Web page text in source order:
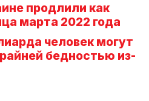
продлили как
марта 2022 года
человек могут
бедностью из-